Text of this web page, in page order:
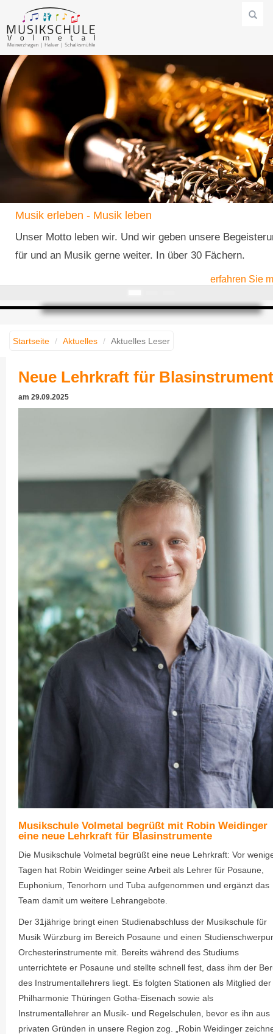
Musik erleben - Musik leben
Unser Motto leben wir. Und wir geben unsere
für und an Musik gerne weiter. In über 30 Fächern.
erfahren Sie
Startseite Aktuelles Aktuelles Leser
Neue Lehrkraft für
am 29.09.2025
Musikschule Volmetal begrüßt mit Robin Weidinger
eine neue Lehrkraft für Blasinstrumente
Die Musikschule Volmetal begrüßt eine neue Lehrkraft: Vor
Tagen hat Robin Weidinger seine Arbeit als Lehrer für Posaune,
Euphonium, Tenorhorn und Tuba aufgenommen und ergänzt das
Team damit um weitere Lehrangebote.
Der 31jährige bringt einen Studienabschluss der Musikschule für
Musik Würzburg im Bereich Posaune und einen
Orchesterinstrumente mit. Bereits während des Studiums
unterrichtete er Posaune und stellte schnell fest, dass ihm der
des Instrumentallehrers liegt. Es folgten Stationen als Mitglied der
Philharmonie Thüringen Gotha-Eisenach sowie als
Instrumentallehrer an Musik- und Regelschulen, bevor es ihn aus
privaten Gründen in unsere Region zog. „Robin Weidinger